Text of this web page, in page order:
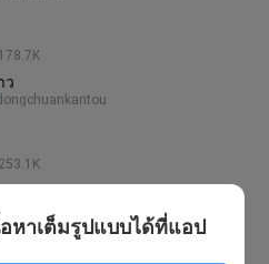
178.7K
ว
253.1K
หาเต็มรูปแบบได้ที่แอป